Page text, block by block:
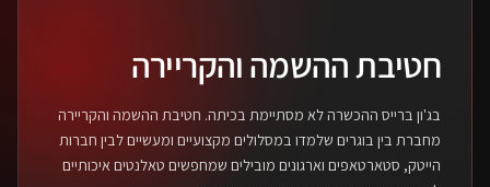
חטיבת ההשמה והקריירה
בג'ון ברייס ההכשרה לא מסתיימת בכיתה. חטיבת ההשמה והקריירה
מחברת בין בוגרים שלמדו במסלולים מקצועיים ומעשיים לבין חברות
הייטק, סטארטאפים וארגונים מובילים שמחפשים טאלנטים איכותיים